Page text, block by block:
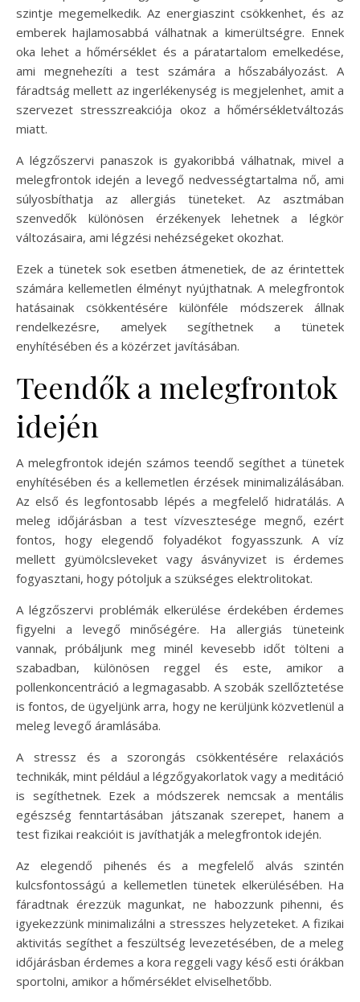
szintje megemelkedik. Az energiaszint csökkenhet, és az
emberek hajlamosabbá válhatnak a kimerültségre. Ennek
oka lehet a hőmérséklet és a páratartalom emelkedése,
ami megnehezíti a test számára a hőszabályozást. A
fáradtság mellett az ingerlékenység is megjelenhet, amit a
szervezet stresszreakciója okoz a hőmérsékletváltozás
miatt.
A légzőszervi panaszok is gyakoribbá válhatnak, mivel a
melegfrontok idején a levegő nedvességtartalma nő, ami
súlyosbíthatja az allergiás tüneteket. Az asztmában
szenvedők különösen érzékenyek lehetnek a légkör
változásaira, ami légzési nehézségeket okozhat.
Ezek a tünetek sok esetben átmenetiek, de az érintettek
számára kellemetlen élményt nyújthatnak. A melegfrontok
hatásainak csökkentésére különféle módszerek állnak
rendelkezésre, amelyek segíthetnek a tünetek
enyhítésében és a közérzet javításában.
Teendők a melegfrontok
idején
A melegfrontok idején számos teendő segíthet a tünetek
enyhítésében és a kellemetlen érzések minimalizálásában.
Az első és legfontosabb lépés a megfelelő hidratálás. A
meleg időjárásban a test vízvesztesége megnő, ezért
fontos, hogy elegendő folyadékot fogyasszunk. A víz
mellett gyümölcsleveket vagy ásványvizet is érdemes
fogyasztani, hogy pótoljuk a szükséges elektrolitokat.
A légzőszervi problémák elkerülése érdekében érdemes
figyelni a levegő minőségére. Ha allergiás tüneteink
vannak, próbáljunk meg minél kevesebb időt tölteni a
szabadban, különösen reggel és este, amikor a
pollenkoncentráció a legmagasabb. A szobák szellőztetése
is fontos, de ügyeljünk arra, hogy ne kerüljünk közvetlenül a
meleg levegő áramlásába.
A stressz és a szorongás csökkentésére relaxációs
technikák, mint például a légzőgyakorlatok vagy a meditáció
is segíthetnek. Ezek a módszerek nemcsak a mentális
egészség fenntartásában játszanak szerepet, hanem a
test fizikai reakcióit is javíthatják a melegfrontok idején.
Az elegendő pihenés és a megfelelő alvás szintén
kulcsfontosságú a kellemetlen tünetek elkerülésében. Ha
fáradtnak érezzük magunkat, ne habozzunk pihenni, és
igyekezzünk minimalizálni a stresszes helyzeteket. A fizikai
aktivitás segíthet a feszültség levezetésében, de a meleg
időjárásban érdemes a kora reggeli vagy késő esti órákban
sportolni, amikor a hőmérséklet elviselhetőbb.